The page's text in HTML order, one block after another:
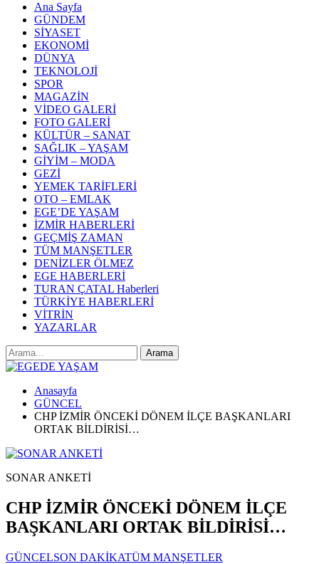
Ana Sayfa
GÜNDEM
SİYASET
EKONOMİ
DÜNYA
TEKNOLOJİ
SPOR
MAGAZİN
VİDEO GALERİ
FOTO GALERİ
KÜLTÜR – SANAT
SAĞLIK – YAŞAM
GİYİM – MODA
GEZİ
YEMEK TARİFLERİ
OTO – EMLAK
EGE’DE YAŞAM
İZMİR HABERLERİ
GEÇMİŞ ZAMAN
TÜM MANŞETLER
DENİZLER ÖLMEZ
EGE HABERLERİ
TURAN ÇATAL Haberleri
TÜRKİYE HABERLERİ
VİTRİN
YAZARLAR
Anasayfa
GÜNCEL
CHP İZMİR ÖNCEKİ DÖNEM İLÇE BAŞKANLARI
ORTAK BİLDİRİSİ…
SONAR ANKETİ
CHP İZMİR ÖNCEKİ DÖNEM İLÇE
BAŞKANLARI ORTAK BİLDİRİSİ…
GÜNCELSON DAKİKATÜM MANŞETLER